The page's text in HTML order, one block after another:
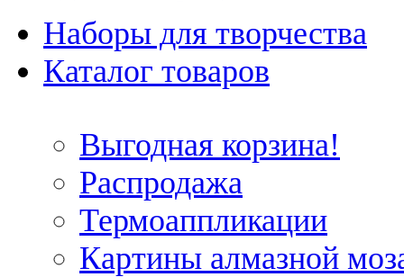
Наборы для творчества
Каталог товаров
Выгодная корзина!
Распродажа
Термоаппликации
Картины алмазной